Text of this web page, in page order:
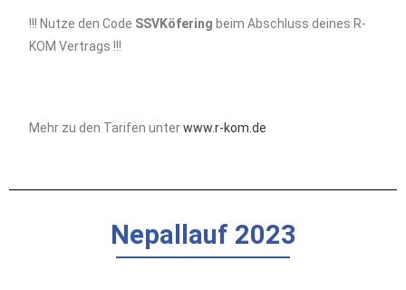
!!! Nutze den Code SSVKöfering beim Abschluss deines R-
KOM Vertrags !!!
Mehr zu den Tarifen unterwww.r-kom.de
Nepallauf 2023